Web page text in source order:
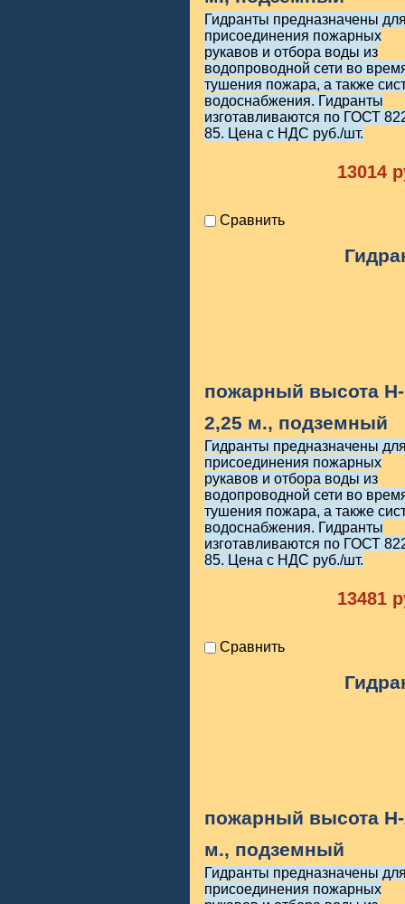
Гидранты предназначены
присоединения пожарных
рукавов и отбора воды из
водопроводной сети во
тушения пожара, а также
водоснабжения. Гидранты
изготавливаются по ГОСТ
85. Цена с НДС руб./шт.
13014
Сравнить
пожарный высота H-
2,25 м., подземный
Гидранты предназначены
присоединения пожарных
рукавов и отбора воды из
водопроводной сети во
тушения пожара, а также
водоснабжения. Гидранты
изготавливаются по ГОСТ
85. Цена с НДС руб./шт.
13481
Сравнить
пожарный высота
м., подземный
Гидранты предназначены
присоединения пожарных